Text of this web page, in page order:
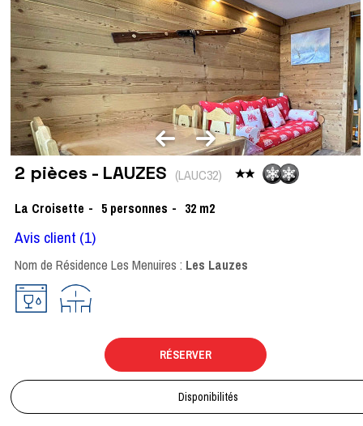
2 pièces - LAUZES (LAUC32)
La Croisette
5 personnes 32 m2
Avis client (1)
Nom de Résidence Les Menuires : Les Lauzes
RÉSERVER
Disponibilités